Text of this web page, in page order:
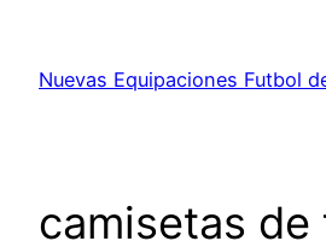
contenido
Nuevas Equipaciones Futbol
camisetas de